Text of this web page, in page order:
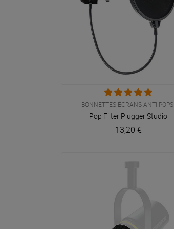
VOIR EN DÉTAIL
BONNETTES ÉCRANS ANTI-POPS
Pop Filter Plugger Studio
13,20 €